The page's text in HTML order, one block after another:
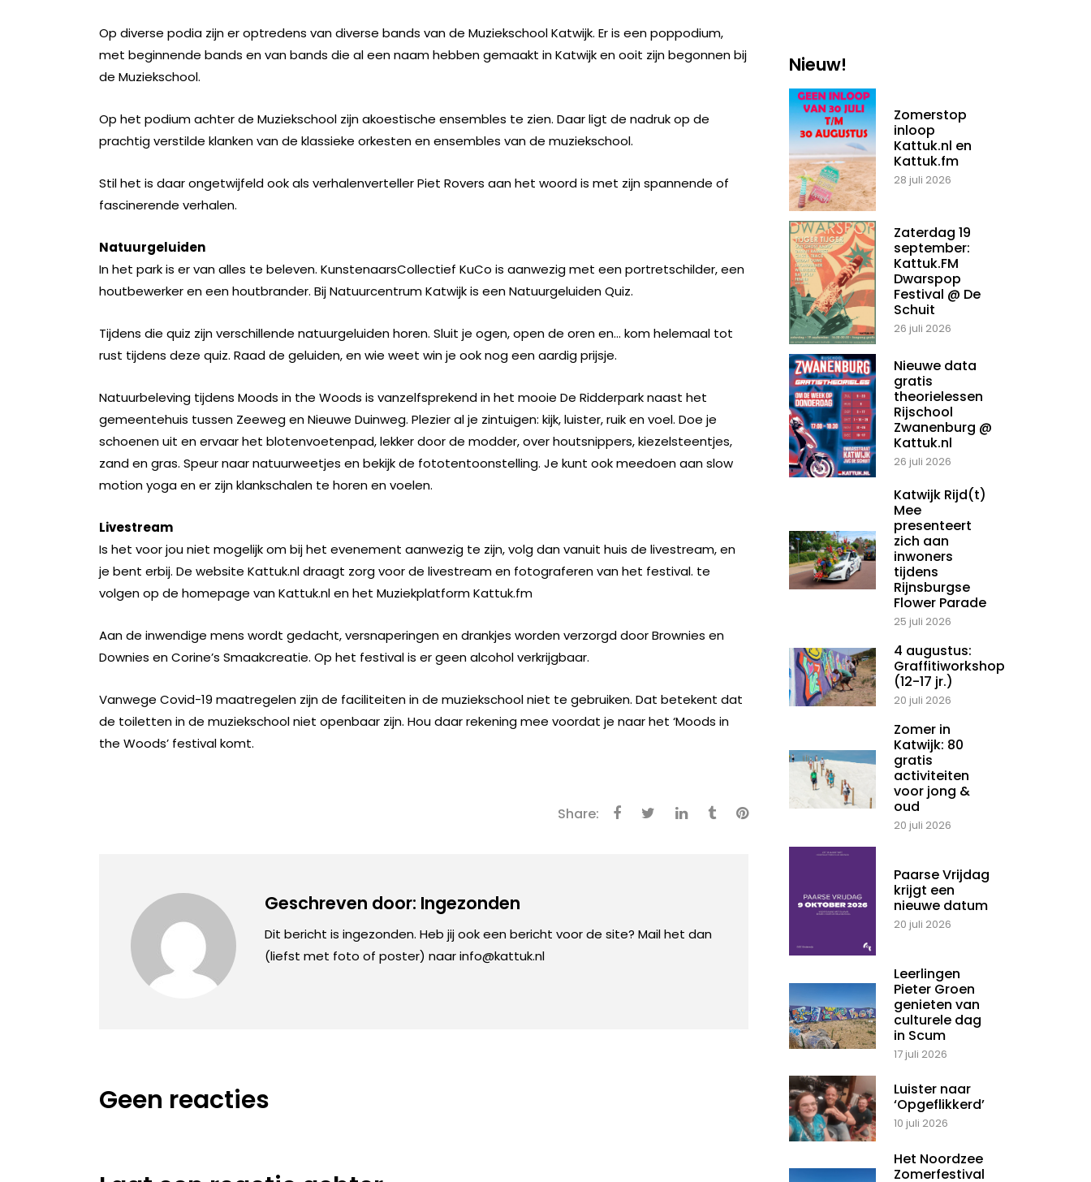
Op diverse podia zijn er optredens van diverse bands van de Muziekschool Katwijk. Er is een poppodium,
met beginnende bands en van bands die al een naam hebben gemaakt in Katwijk en ooit zijn begonnen bij
de Muziekschool.
Op het podium achter de Muziekschool zijn akoestische ensembles te zien. Daar ligt de nadruk op de
prachtig verstilde klanken van de klassieke orkesten en ensembles van de muziekschool.
Stil het is daar ongetwijfeld ook als verhalenverteller Piet Rovers aan het woord is met zijn spannende of
fascinerende verhalen.
Natuurgeluiden
In het park is er van alles te beleven. KunstenaarsCollectief KuCo is aanwezig met een portretschilder, een
houtbewerker en een houtbrander. Bij Natuurcentrum Katwijk is een Natuurgeluiden Quiz.
Tijdens die quiz zijn verschillende natuurgeluiden horen. Sluit je ogen, open de oren en… kom helemaal tot
rust tijdens deze quiz. Raad de geluiden, en wie weet win je ook nog een aardig prijsje.
Natuurbeleving tijdens Moods in the Woods is vanzelfsprekend in het mooie De Ridderpark naast het
gemeentehuis tussen Zeeweg en Nieuwe Duinweg. Plezier al je zintuigen: kijk, luister, ruik en voel. Doe je
schoenen uit en ervaar het blotenvoetenpad, lekker door de modder, over houtsnippers, kiezelsteentjes,
zand en gras. Speur naar natuurweetjes en bekijk de fototentoonstelling. Je kunt ook meedoen aan slow
motion yoga en er zijn klankschalen te horen en voelen.
Livestream
Is het voor jou niet mogelijk om bij het evenement aanwezig te zijn, volg dan vanuit huis de livestream, en
je bent erbij. De website Kattuk.nl draagt zorg voor de livestream en fotograferen van het festival. te
volgen op de homepage van Kattuk.nl en het Muziekplatform Kattuk.fm
Aan de inwendige mens wordt gedacht, versnaperingen en drankjes worden verzorgd door Brownies en
Downies en Corine’s Smaakcreatie. Op het festival is er geen alcohol verkrijgbaar.
Vanwege Covid-19 maatregelen zijn de faciliteiten in de muziekschool niet te gebruiken. Dat betekent dat
de toiletten in de muziekschool niet openbaar zijn. Hou daar rekening mee voordat je naar het ‘Moods in
the Woods’ festival komt.
Share:
Geschreven door: Ingezonden
Dit bericht is ingezonden. Heb jij ook een bericht voor de site? Mail het dan
(liefst met foto of poster) naar info@kattuk.nl
Geen reacties
Nieuw!
Zomerstop
inloop
Kattuk.nl en
Kattuk.fm
28 juli 2026
Zaterdag 19
september:
Kattuk.FM
Dwarspop
Festival @ De
Schuit
26 juli 2026
Nieuwe data
gratis
theorielessen
Rijschool
Zwanenburg @
Kattuk.nl
26 juli 2026
Katwijk Rijd(t)
Mee
presenteert
zich aan
inwoners
tijdens
Rijnsburgse
Flower Parade
25 juli 2026
4 augustus:
Graffitiworkshop
(12-17 jr.)
20 juli 2026
Zomer in
Katwijk: 80
gratis
activiteiten
voor jong &
oud
20 juli 2026
Paarse Vrijdag
krijgt een
nieuwe datum
20 juli 2026
Leerlingen
Pieter Groen
genieten van
culturele dag
in Scum
17 juli 2026
Luister naar
‘Opgeflikkerd’
10 juli 2026
Het Noordzee
Zomerfestival